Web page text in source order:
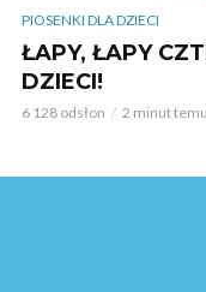
PIOSENKI DLA DZIECI
ŁAPY, ŁAPY
DZIECI!
6 128 odsłon 2 minut temu